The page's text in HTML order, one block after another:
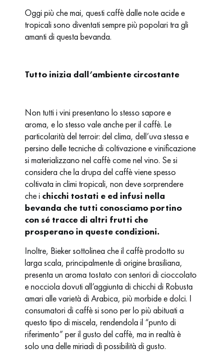
Oggi più che mai, questi caffè dalle note acide e
tropicali sono diventati sempre più popolari tra gli
amanti di questa bevanda.
Tutto inizia dall’ambiente circostante
Non tutti i vini presentano lo stesso sapore e
aroma, e lo stesso vale anche per il caffè. Le
particolarità del terroir: del clima, dell’uva stessa e
persino delle tecniche di coltivazione e vinificazione
si materializzano nel caffè come nel vino. Se si
considera che la drupa del caffè viene spesso
coltivata in climi tropicali, non deve sorprendere
che i chicchi tostati e ed infusi nella
bevanda che tutti conosciamo portino
con sé tracce di altri frutti che
prosperano in queste condizioni.
Inoltre, Bieker sottolinea che il caffè prodotto su
larga scala, principalmente di origine brasiliana,
presenta un aroma tostato con sentori di cioccolato
e nocciola dovuti all’aggiunta di chicchi di Robusta
amari alle varietà di Arabica, più morbide e dolci. I
consumatori di caffè si sono per lo più abituati a
questo tipo di miscela, rendendola il “punto di
riferimento” per il gusto del caffè, ma in realtà è
solo una delle miriadi di possibilità di gusto.